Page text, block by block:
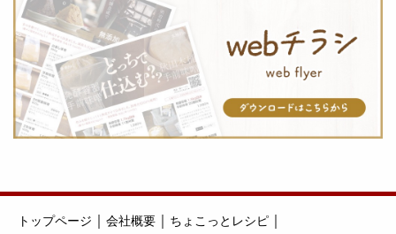
トップページ ｜ 会社概要 ｜ ちょこっとレシピ ｜